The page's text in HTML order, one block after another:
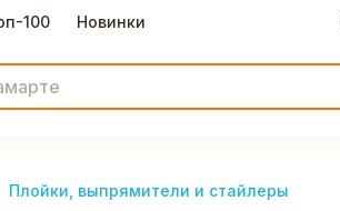
100 Новинки
Плойки, выпрямители и стайлеры